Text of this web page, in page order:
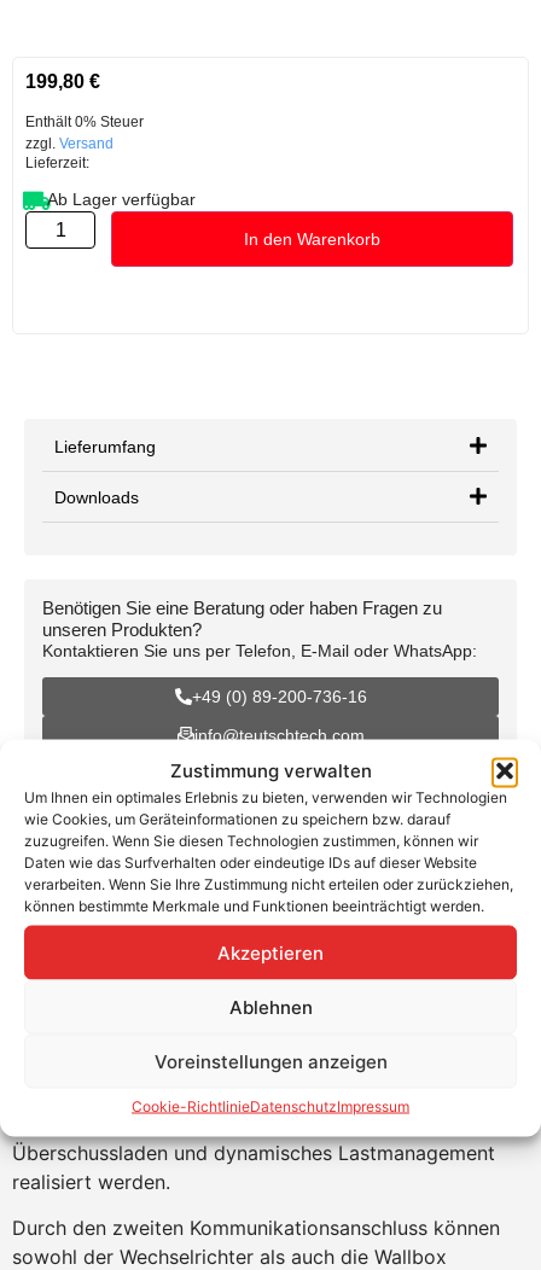
Zustimmung verwalten
Um Ihnen ein optimales Erlebnis zu bieten, verwenden wir Technologien
wie Cookies, um Geräteinformationen zu speichern bzw. darauf
zuzugreifen. Wenn Sie diesen Technologien zustimmen, können wir
Daten wie das Surfverhalten oder eindeutige IDs auf dieser Website
verarbeiten. Wenn Sie Ihre Zustimmung nicht erteilen oder zurückziehen,
können bestimmte Merkmale und Funktionen beeinträchtigt werden.
Akzeptieren
Ablehnen
Voreinstellungen anzeigen
Cookie-RichtlinieDatenschutzImpressum
199,80 €
Enthält 0% Steuer
zzgl. Versand
Lieferzeit:
Ab Lager verfügbar
In den Warenkorb
Lieferumfang
Downloads
Benötigen Sie eine Beratung oder haben Fragen zu
unseren Produkten?
Kontaktieren Sie uns per Telefon, E-Mail oder WhatsApp:
+49 (0) 89-200-736-16
info@teutschtech.com
WhatsApp
Fox ESS Dual Smart Meter mit 200A
inkl. Stromwandler
In Fox ESS Wechselrichtern sind Single Smart Meter
enthalten. Für die Anbindung der Wallbox in das Fox ESS
System wird ein Dual Smart Meter benötigt.
Mit dem Fox ESS Dual Smart Meter kann PV-
Überschussladen und dynamisches Lastmanagement
realisiert werden.
Durch den zweiten Kommunikationsanschluss können
sowohl der Wechselrichter als auch die Wallbox